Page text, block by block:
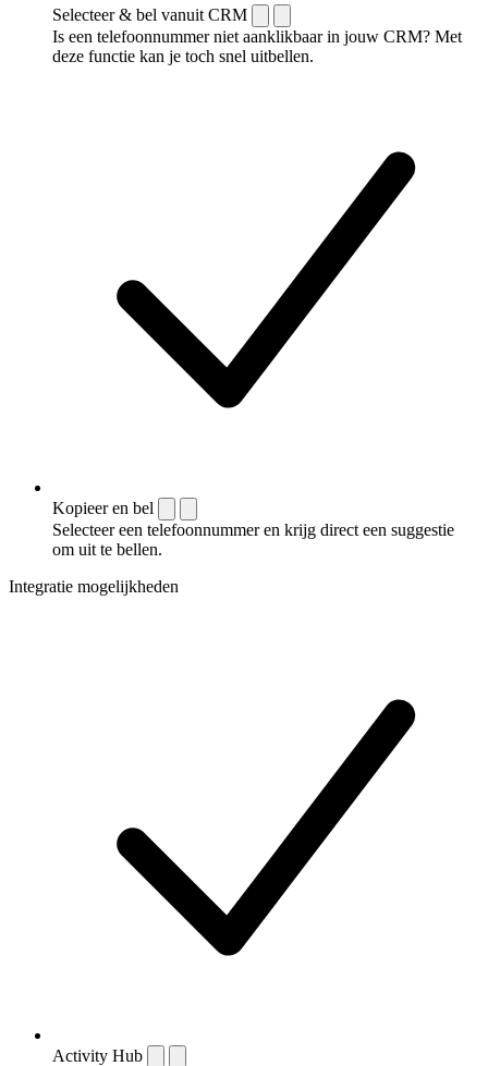
Selecteer & bel vanuit CRM
Is een telefoonnummer niet aanklikbaar in jouw CRM? Met
deze functie kan je toch snel uitbellen.
Kopieer en bel
Selecteer een telefoonnummer en krijg direct een suggestie
om uit te bellen.
Integratie mogelijkheden
Activity Hub